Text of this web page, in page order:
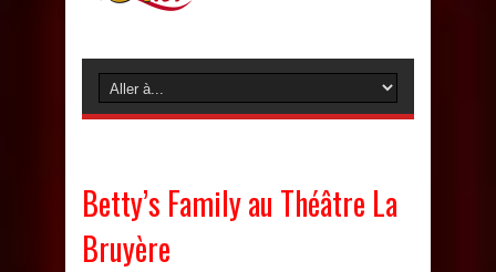
Betty’s Family au Théâtre La
Bruyère